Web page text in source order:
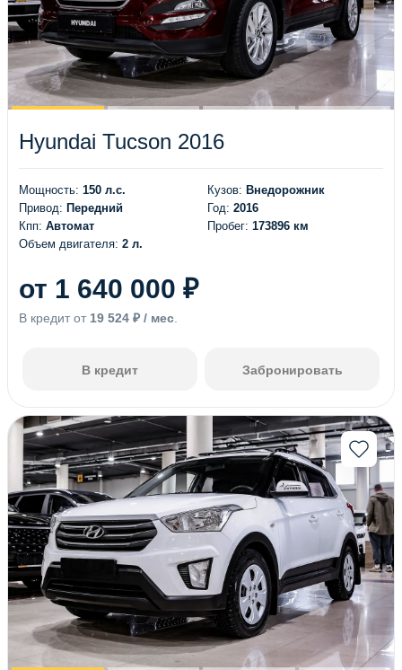
Hyundai Tucson 2016
Мощность: 150 л.с.
Привод: Передний
Кпп: Автомат
Объем двигателя: 2 л.
Кузов: Внедорожник
Год: 2016
Пробег: 173896 км
от 1 640 000 ₽
В кредит от 19 524 ₽ / мес
В кредит Забронировать